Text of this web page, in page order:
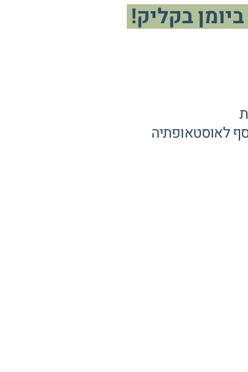
בקליק!
לאוסטאופתיה